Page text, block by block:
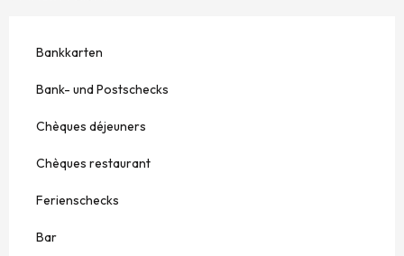
Bankkarten
Bank- und Postschecks
Chèques déjeuners
Chèques restaurant
Ferienschecks
Bar